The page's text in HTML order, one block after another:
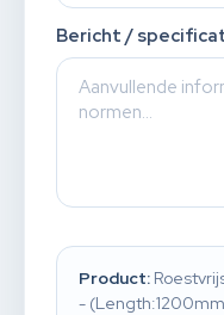
Bericht /
Product:
-